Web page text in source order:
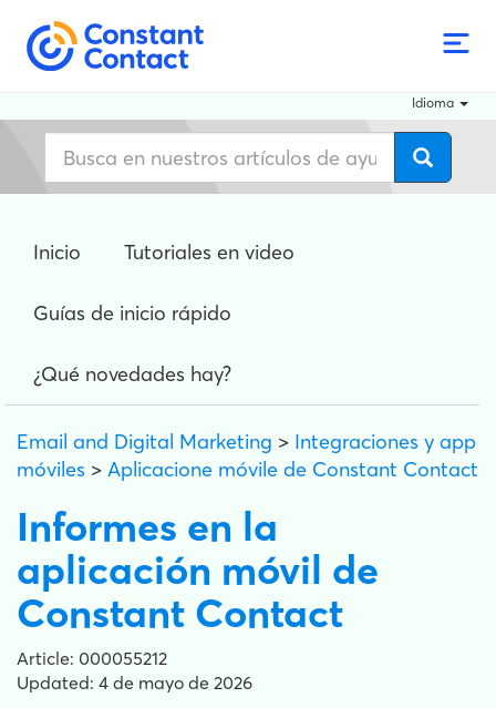
Idioma
Inicio Tutoriales en video
Guías de inicio rápido
¿Qué novedades hay?
Email and Digital Marketing > Integraciones y app
móviles > Aplicacione móvile de Constant Contact
Informes en la
aplicación móvil de
Constant Contact
Article: 000055212
Updated: 4 de mayo de 2026